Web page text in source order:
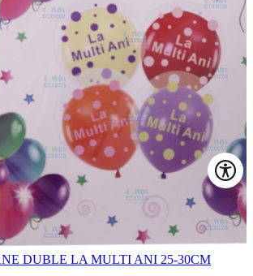
DUBLE LA MULTI ANI 25-30CM